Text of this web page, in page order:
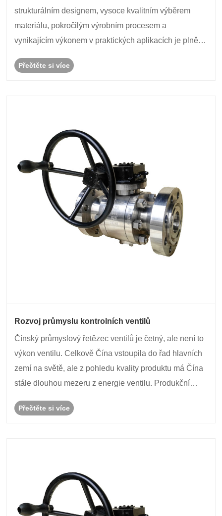
strukturálním designem, vysoce kvalitním výběrem
materiálu, pokročilým výrobním procesem a
vynikajícím výkonem v praktických aplikacích je plně
podporu pro efektivní provoz průmyslové výroby.
Přečtěte si více
Rozvoj průmyslu kontrolních ventilů
Čínský průmyslový řetězec ventilů je četný, ale není to
výkon ventilu. Celkově Čína vstoupila do řad hlavních
zemí na světě, ale z pohledu kvality produktu má Čína
stále dlouhou mezeru z energie ventilu. Produkční
vývojová kapacita ventilů je nízká a úr......
Přečtěte si více